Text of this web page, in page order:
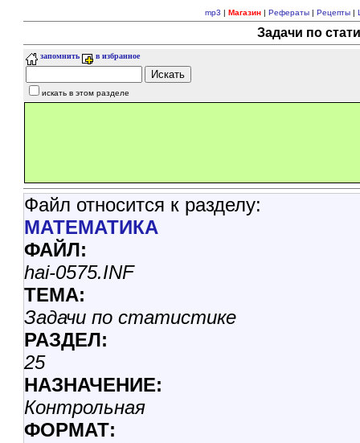
mp3 | Магазин| Рефераты| Рецепты|
Задачи по
запомнить в избранное
искать в этом разделе
Файл относится к разделу:
МАТЕМАТИКА
ФАЙЛ:
hai-0575.INF
ТЕМА:
Задачи по статистике
РАЗДЕЛ:
25
НАЗНАЧЕНИЕ:
Контрольная
ФОРМАТ: